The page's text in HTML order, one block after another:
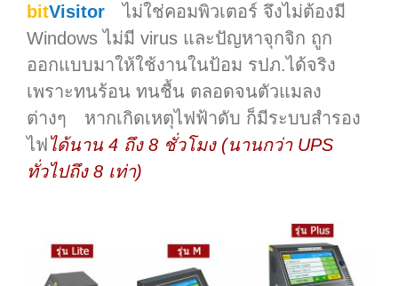
bitVisitorไม่ใช่คอมพิวเตอร์ จึงไม่ต้องมี
Windows ไม่มี virus และปัญหาจุกจิก ถูก
ออกแบบมาให้ใช้งานในป้อม รปภ.ได้จริง
เพราะทนร้อน ทนชื้น ตลอดจนตัวแมลง
ต่างๆ หากเกิดเหตุไฟฟ้าดับ ก็มีระบบสำรอง
ไฟ ได้นาน 4 ถึง 8 ชั่วโมง (นานกว่า UPS
ทั่วไปถึง 8 เท่า)